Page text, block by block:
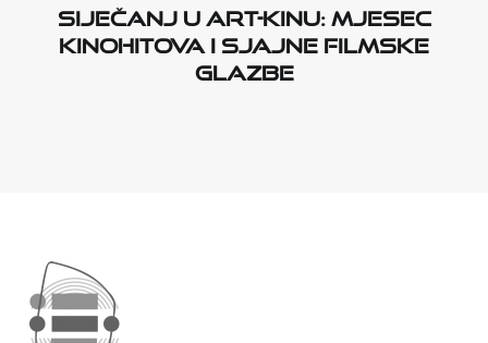
Siječanj u Art-kinu: mjesec
kinohitova i sjajne filmske
glazbe